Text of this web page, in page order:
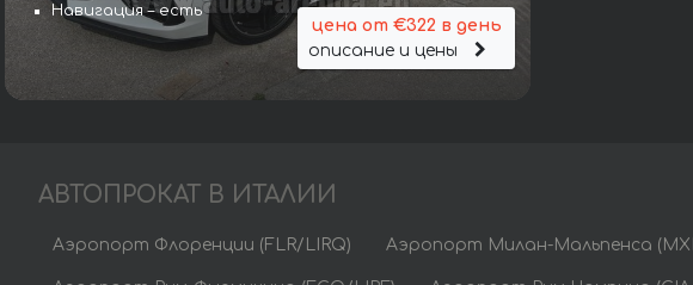
Навигация – есть
цена от €322 в день
описание и цены
АВТОПРОКАТ В ИТАЛИИ
Аэропорт Флоренции (FLR/LIRQ) Аэропорт Милан-Мальпенса